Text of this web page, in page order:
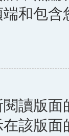
和包
讀版
該版